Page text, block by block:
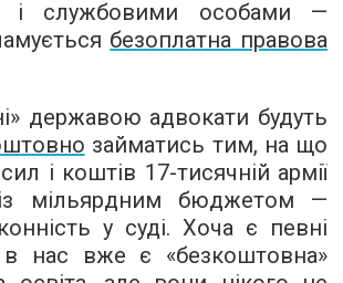
і службовими особами —
безоплатна правова
державою адвокати будуть
займатись тим, на що
і коштів 17-тисячній армії
із мільярдним бюджетом —
у суді. Хоча є певні
в нас вже є «безкоштовна»